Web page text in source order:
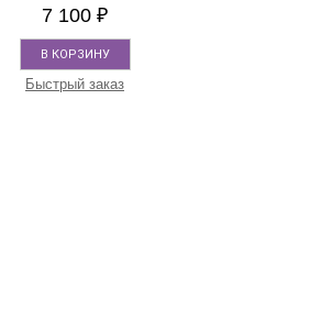
7 100 ₽
В КОРЗИНУ
Быстрый заказ